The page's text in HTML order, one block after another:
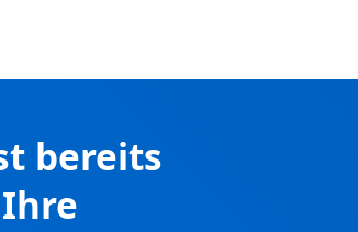
bereits